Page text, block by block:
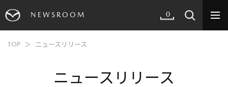
NEWSROOM 0
TOP ニュースリリース
ニュースリリース